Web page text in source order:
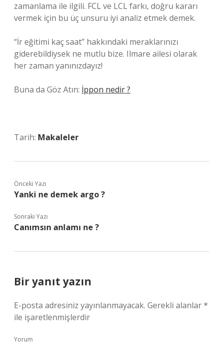
zamanlama ile ilgili. FCL ve LCL farkı, doğru kararı
vermek için bu üç unsuru iyi analiz etmek demek.
“İr eğitimi kaç saat” hakkındaki meraklarınızı
giderebildiysek ne mutlu bize. Ilmare ailesi olarak
her zaman yanınızdayız!
Buna da Göz Atın: İppon nedir ?
Tarih: Makaleler
Önceki Yazı
Yanki ne demek argo ?
Sonraki Yazı
Canımsın anlamı ne ?
Bir yanıt yazın
E-posta adresiniz yayınlanmayacak. Gerekli alanlar*
ile işaretlenmişlerdir
Yorum